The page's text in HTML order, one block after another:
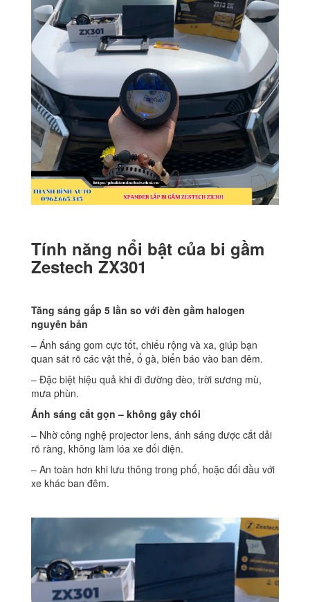
Tính năng nổi bật của bi gầm
Zestech ZX301
Tăng sáng gấp 5 lần so với đèn gầm halogen
nguyên bản
– Ánh sáng gom cực tốt, chiếu rộng và xa, giúp bạn
quan sát rõ các vật thể, ổ gà, biển báo vào ban đêm.
– Đặc biệt hiệu quả khi đi đường đèo, trời sương mù,
mưa phùn.
Ánh sáng cắt gọn – không gây chói
– Nhờ công nghệ projector lens, ánh sáng được cắt dải
rõ ràng, không làm lóa xe đối diện.
– An toàn hơn khi lưu thông trong phố, hoặc đối đầu với
xe khác ban đêm.